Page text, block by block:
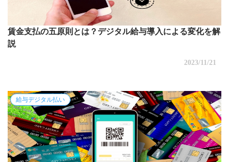
賃金支払の五原則とは？デジタル給与導入による変化を解
説
2023/11/21
給与デジタル払い